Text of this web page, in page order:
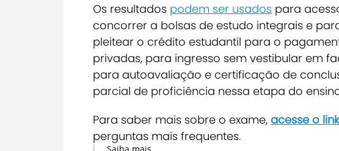
Os resultados podem ser usados para
concorrer a bolsas de estudo integrais e
pleitear o crédito estudantil para o
privadas, para ingresso sem vestibular em
para autoavaliação e certificação de
parcial de proficiência nessa etapa do
Para saber mais sobre o exame, acesse o
perguntas mais frequentes.